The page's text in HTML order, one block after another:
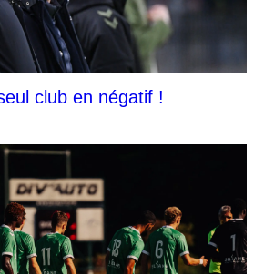
club en négatif !